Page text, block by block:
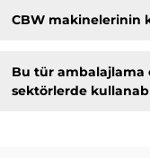
CBW makinelerinin
Bu tür ambalajlama
sektörlerde